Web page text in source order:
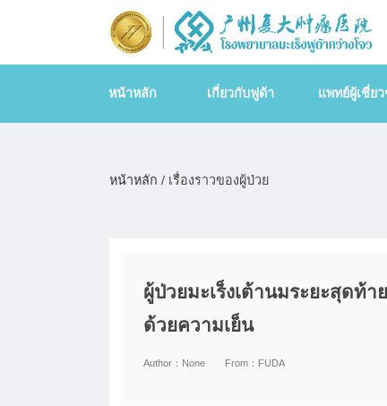
หน้าหลัก เกี่ยวกับฟูด้า แพทย์ผู้เชี่ย
หน้าหลัก / เรื่องราวของผู้ป่วย
ผู้ป่วยมะเร็งเต้านมระยะสุดท้
ด้วยความเย็น
Author： None From： FUDA